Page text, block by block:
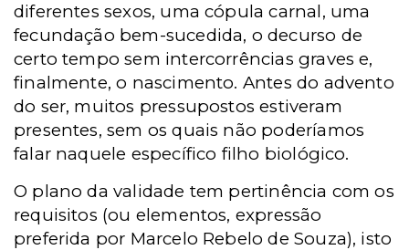
diferentes sexos, uma cópula carnal, uma
fecundação bem-sucedida, o decurso de
certo tempo sem intercorrências graves e,
finalmente, o nascimento. Antes do advento
do ser, muitos pressupostos estiveram
presentes, sem os quais não poderíamos
falar naquele específico filho biológico.
O plano da validade tem pertinência com os
requisitos (ou elementos, expressão
preferida por Marcelo Rebelo de Souza), isto